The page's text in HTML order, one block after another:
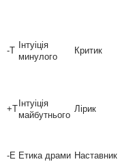
-T
Інтуіція
минулого
Критик
+T
Інтуіція
майбутнього
Лірик
-E Етика драми Наставник